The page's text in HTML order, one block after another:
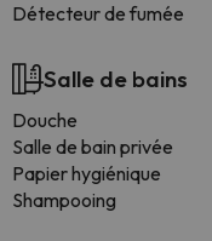
Détecteur de fumée
Salle de bains
Douche
Salle de bain privée
Papier hygiénique
Shampooing